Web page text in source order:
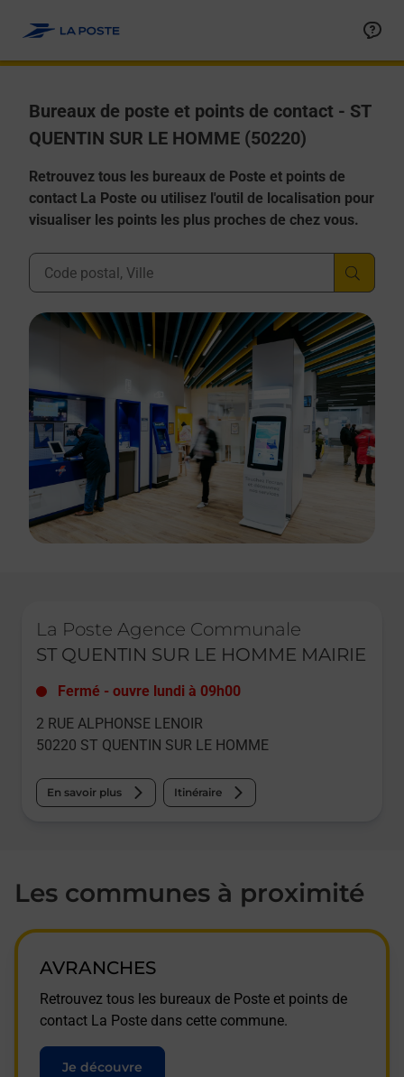
Bureaux de poste et points de contact - ST
QUENTIN SUR LE HOMME (50220)
Retrouvez tous les bureaux de Poste et points de
contact La Poste ou utilisez l'outil de localisation pour
visualiser les points les plus proches de chez vous.
Ville, Département, Code Postal
La Poste Agence Communale
ST QUENTIN SUR LE HOMME MAIRIE
Fermé - ouvre lundi à 09h00
2 RUE ALPHONSE LENOIR
50220 ST QUENTIN SUR LE HOMME
En savoir plus Itinéraire
Les communes à proximité
AVRANCHES
Retrouvez tous les bureaux de Poste et points de
contact La Poste dans cette commune.
Je découvre